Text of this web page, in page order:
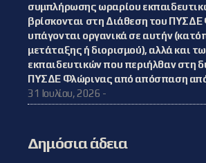
συμπλήρωσης ωραρίου
βρίσκονται στη Διάθεση του ΠΥΣΔΕ
υπάγονται οργανικά σε αυτήν
μετάταξης ή διορισμού), αλλά και
εκπαιδευτικών που περιήλθαν στη
ΠΥΣΔΕ Φλώρινας από απόσπαση
31 Ιουλίου, 2026 -
Δημόσια άδεια